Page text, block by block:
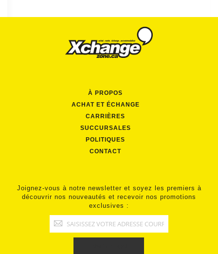
À PROPOS
ACHAT ET ÉCHANGE
CARRIÈRES
SUCCURSALES
POLITIQUES
CONTACT
Joignez-vous à notre newsletter et soyez les premiers à
découvrir nos nouveautés et recevoir nos promotions
exclusives :